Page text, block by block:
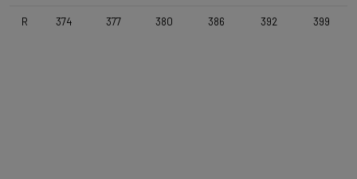
R 374 377 380 386 392 399